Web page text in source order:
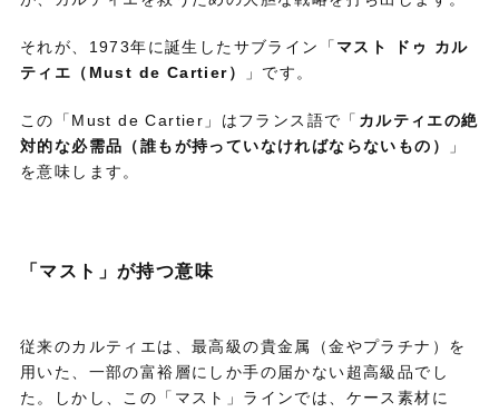
それが、1973年に誕生したサブライン「 マスト ドゥ カル
ティエ（Must de Cartier）
」です。
この「Must de Cartier」はフランス語で「 カルティエの絶
対的な必需品（誰もが持っていなければならないもの）
」
を意味します。
「マスト」が持つ意味
従来のカルティエは、最高級の貴金属（金やプラチナ）を
用いた、一部の富裕層にしか手の届かない超高級品でし
た。しかし、この「マスト」ラインでは、ケース素材に